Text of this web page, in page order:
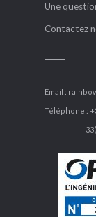
Une
Contactez
Email :
Téléphone :
+33(0)6